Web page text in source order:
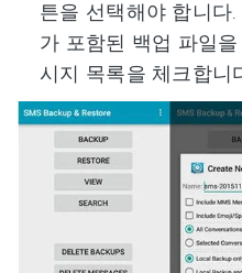
튼을 선택해야 합니다
가 포함된 백업 파일
시지 목록을 체크합니